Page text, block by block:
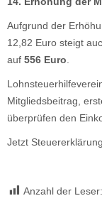
Aufgrund der
12,82 Euro steigt
auf 556 Euro
Mitgliedsbeitrag,
überprüfen den
Jetzt
Anzahl der Leser: